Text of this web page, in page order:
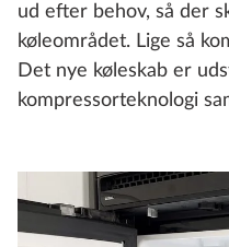
ud efter behov, så der
køleområdet. Lige så
Det nye køleskab er
kompressorteknologi